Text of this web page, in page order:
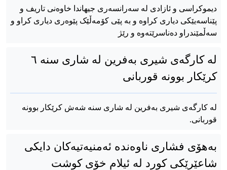
دیموکراسی و ئازادی لە سەرانسەری جیهاندا خاوەنی تاریف و
پێناسەیێکی دیاری کراوە و بە پێی کۆمەڵێک پێوەری دیاری کراو و
سەڵمێندراو دەناسرێتەوە و رێژ
لە کارگەی شیری بەفرین لە شاری سنە ٦
کرێکار بوونە قوربانی
لە کارگەی شیری بەفرین لە شاری سنە شەش کرێکار بوونە
قوربانی.
بەهۆی فشاری ناوەندە ئەمنیەتیەکان دایکی
شاعێرێکی کورد لە ئیلام خۆی کوشت